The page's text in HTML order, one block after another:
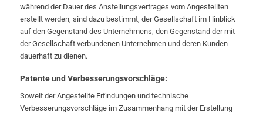
während der Dauer des Anstellungsvertrages vom Angestellten
erstellt werden, sind dazu bestimmt, der Gesellschaft im Hinblick
auf den Gegenstand des Unternehmens, den Gegenstand der mit
der Gesellschaft verbundenen Unternehmen und deren Kunden
dauerhaft zu dienen.
Patente und Verbesserungsvorschläge:
Soweit der Angestellte Erfindungen und technische
Verbesserungsvorschläge im Zusammenhang mit der Erstellung